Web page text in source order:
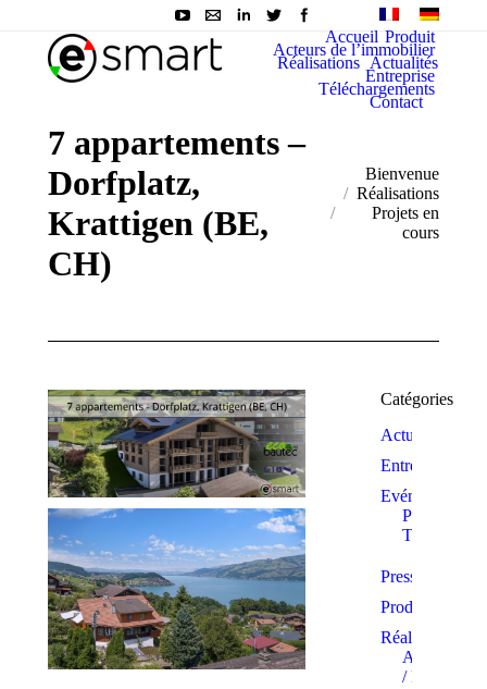
Accueil Produit
Acteurs de l’immobilier
Réalisations Actualités
Entreprise
Téléchargements
Contact
7 appartements –
Dorfplatz,
Krattigen (BE,
CH)
You are here:
Bienvenue
Réalisations
Projets en
cours
Catégories
Actualité
Entreprise
Evénements
Prix et
Trophées
Presse
Produits
Réalisations
/ PPE